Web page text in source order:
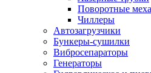
Поворотные
Чиллеры
Автозагрузчики
Бункеры-сушилки
Вибросепараторы
Генераторы